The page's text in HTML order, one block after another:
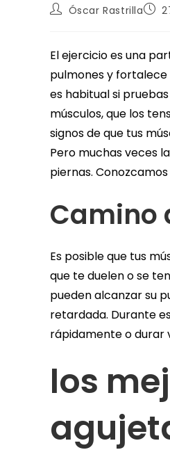
Óscar Rastrilla
El ejercicio es una
pulmones y fortalece
es habitual si
músculos, que los
signos de que tus
Pero muchas veces
piernas.
Camino
Es posible que tus
que te duelen o se
pueden alcanzar su
retardada. Durante
rápidamente o durar
los